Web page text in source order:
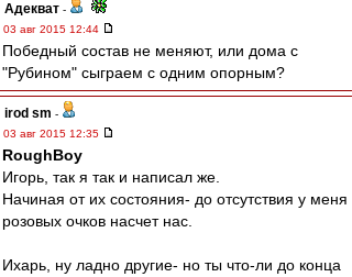
Адекват -
03 авг 2015 12:44
Победный состав не меняют, или дома с
"Рубином" сыграем с одним опорным?
irod sm -
03 авг 2015 12:35
RoughBoy
Игорь, так я так и написал же.
Начиная от их состояния- до отсутствия у меня
розовых очков насчет нас.
Ихарь, ну ладно другие- но ты что-ли до конца